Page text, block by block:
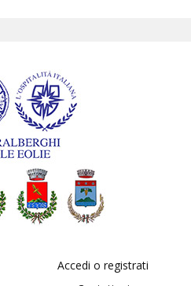
Accedi o registrati